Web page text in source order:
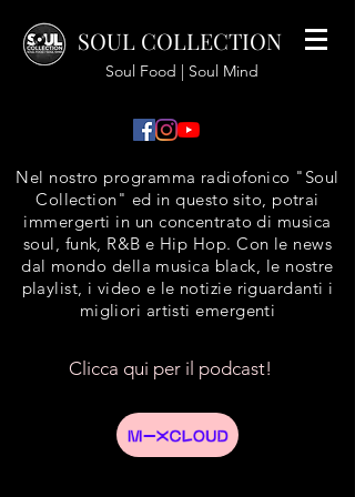
SOUL COLLECTION
Soul Food | Soul Mind
Nel nostro programma radiofonico "Soul
Collection" ed in questo sito, potrai
immergerti in un concentrato di musica
soul, funk, R&B e Hip Hop. Con le news
dal mondo della musica black, le nostre
playlist, i video e le notizie riguardanti i
migliori artisti emergenti
Clicca qui per il podcast!